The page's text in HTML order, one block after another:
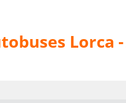
Lorca